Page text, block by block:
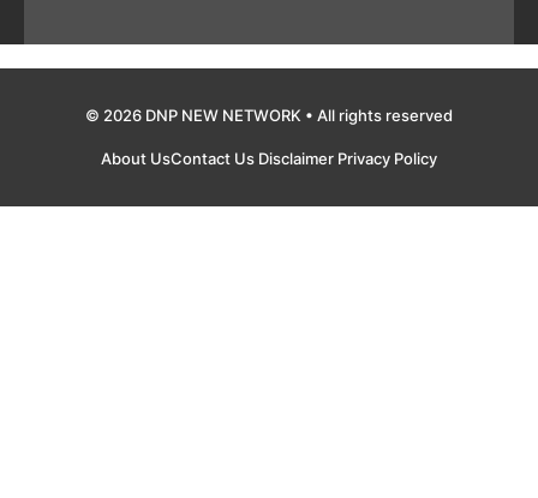
© 2026 DNP NEW NETWORK • All rights reserved
About UsContact Us Disclaimer Privacy Policy